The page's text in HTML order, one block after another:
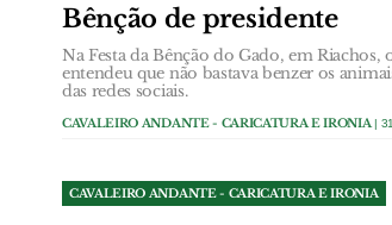
Bênção de presidente
Na Festa da Bênção do Gado, em
entendeu que não bastava benzer os
das redes sociais.
CAVALEIRO ANDANTE - CARICATURA E IRONIA |
CAVALEIRO ANDANTE - CARICATURA E IRONIA